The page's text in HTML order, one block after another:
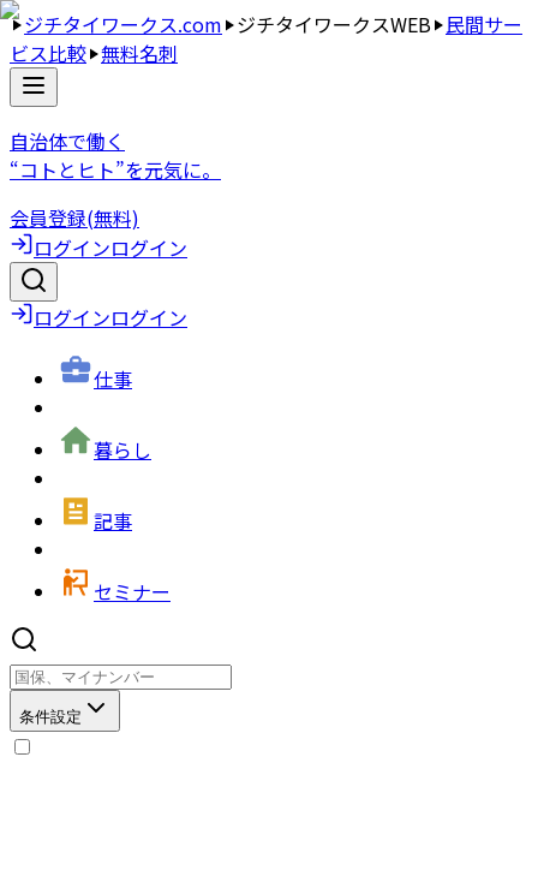
ジチタイワークス.com ジチタイワークスWEB 民間サー
ビス比較 無料名刺
自治体で働く
“コトとヒト”を元気に。
会員登録(無料)
ログインログイン
ログインログイン
仕事
暮らし
記事
セミナー
条件設定